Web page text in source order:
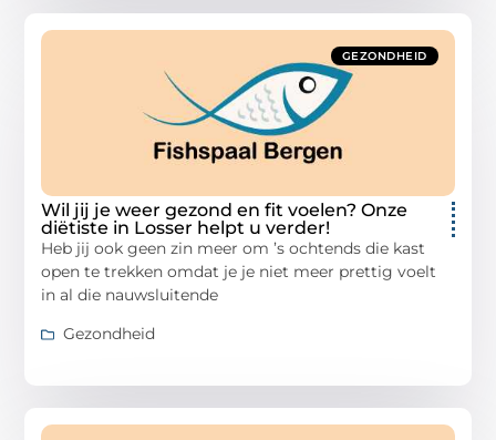
GEZONDHEID
Wil jij je weer gezond en fit voelen? Onze
diëtiste in Losser helpt u verder!
Heb jij ook geen zin meer om ’s ochtends die kast
open te trekken omdat je je niet meer prettig voelt
in al die nauwsluitende
Gezondheid